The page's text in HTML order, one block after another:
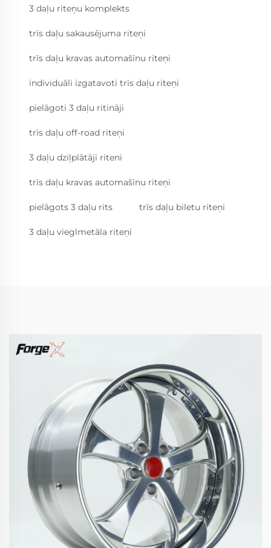
3 daļu riteņu komplekts
trīs daļu sakausējuma riteņi
trīs daļu kravas automašīnu riteņi
individuāli izgatavoti trīs daļu riteņi
pielāgoti 3 daļu ritināji
trīs daļu off-road riteņi
3 daļu dziļplātāji riteni
trīs daļu kravas automašīnu riteņi
pielāgots 3 daļu rits trīs daļu biletu riteņi
3 daļu vieglmetāla riteņi